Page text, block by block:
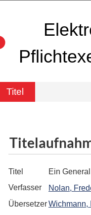
Titel
Titel
Ein
Verfasser
Nolan,
ÜbersetzerWichmann,